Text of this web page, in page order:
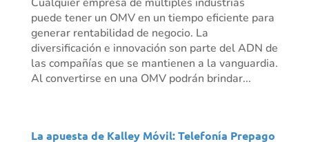
puede tener un OMV en un tiempo eficiente para
generar rentabilidad de negocio. La
diversificación e innovación son parte del ADN de
las compañías que se mantienen a la vanguardia.
Al convertirse en una OMV podrán brindar...
La apuesta de Kalley Móvil: Telefonía Prepago